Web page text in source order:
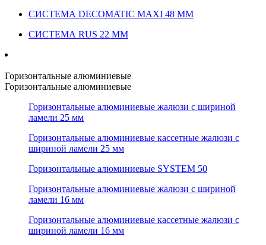
СИСТЕМА DECOMATIC MAXI 48 ММ
СИСТЕМА RUS 22 ММ
Горизонтальные алюминиевые
Горизонтальные алюминиевые
Горизонтальные алюминиевые жалюзи с шириной
ламели 25 мм
Горизонтальные алюминиевые кассетные жалюзи с
шириной ламели 25 мм
Горизонтальные алюминиевые SYSTEM 50
Горизонтальные алюминиевые жалюзи с шириной
ламели 16 мм
Горизонтальные алюминиевые кассетные жалюзи с
шириной ламели 16 мм